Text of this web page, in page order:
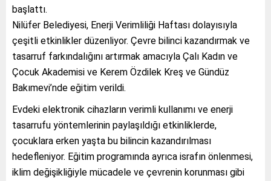
başlattı.
Nilüfer Belediyesi, Enerji Verimliliği Haftası dolayısıyla
çeşitli etkinlikler düzenliyor. Çevre bilinci kazandırmak ve
tasarruf farkındalığını artırmak amacıyla Çalı Kadın ve
Çocuk Akademisi ve Kerem Özdilek Kreş ve Gündüz
Bakımevi’nde eğitim verildi.
Evdeki elektronik cihazların verimli kullanımı ve enerji
tasarrufu yöntemlerinin paylaşıldığı etkinliklerde,
çocuklara erken yaşta bu bilincin kazandırılması
hedefleniyor. Eğitim programında ayrıca israfın önlenmesi,
iklim değişikliğiyle mücadele ve çevrenin korunması gibi